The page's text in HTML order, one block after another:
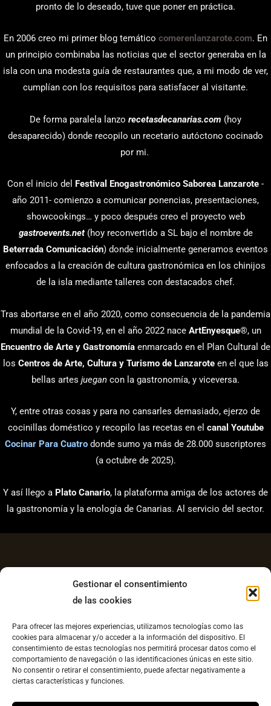
Gestionar el consentimiento
de las cookies
Para ofrecer las mejores experiencias, utilizamos tecnologías como las
cookies para almacenar y/o acceder a la información del dispositivo. El
consentimiento de estas tecnologías nos permitirá procesar datos como el
comportamiento de navegación o las identificaciones únicas en este sitio.
No consentir o retirar el consentimiento, puede afectar negativamente a
ciertas características y funciones.
pronto de lo deseado, tuve que poner en práctica.
En 2006 creo mi primer blog temático comerenlanzarote.com. En
un principio combinaba las noticias que el sector generaba en la
isla con una modesta guía de restaurantes que, a mi modo de ver,
cumplían con los requisitos para satisfacer al visitante.
De forma paralela lanzo recetasdecanarias.com (hoy
desaparecido) donde recopilo un recetario autóctono cocinado
por mi.
Con el inicio del Festival Enogastronómico Saborea Lanzarote -
año 2011- comienzo a comunicar ponencias, presentaciones,
showcookings… y poco después creo el proyecto web
gastroevents.net(hoy reconvertido a SL bajo el nombre de
Beterrada Comunicación) donde inicialmente generamos eventos
enfocados a la creación de cultura gastronómica en los chinijos
de la isla mediante talleres con destacados chef.
Tras abortarse en el año 2020, como consecuencia de la pandemia
mundial de la Covid-19, en el año 2022 nace ArtEnyesque®, un
Encuentro de Arte y Gastronomía enmarcado en el Plan Cultural de
los Centros de Arte, Cultura y Turismo de Lanzaroteen el que las
bellas artes juegan con la gastronomía, y viceversa.
Y, entre otras cosas y para no cansarles demasiado, ejerzo de
cocinillas doméstico y recopilo las recetas en el canal Youtube
Cocinar Para Cuatro donde sumo ya más de 28.000 suscriptores
(a octubre de 2025).
Y así llego a Plato Canario, la plataforma amiga de los actores de
la gastronomía y la enología de Canarias. Al servicio del sector.
Política de Privacidad
Contacto
Política de cookies UE